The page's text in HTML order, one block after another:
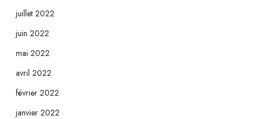
juillet 2022
juin 2022
mai 2022
avril 2022
février 2022
janvier 2022